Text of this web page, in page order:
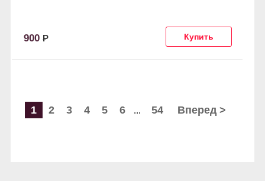
900 Р
1 2 3 4 5 6 ... 54 Вперед >